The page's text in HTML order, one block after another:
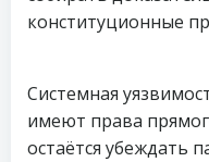
конституционные
Системная
имеют права
остаётся убеждать